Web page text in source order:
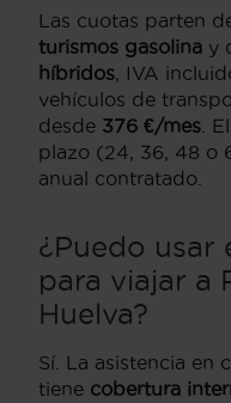
Las cuotas parten
turismos gasolina y
híbridos, IVA
vehículos de
desde 376 €/mes .
plazo (24, 36, 48 o
anual contratado.
¿Puedo usar
para viajar a
Huelva?
Sí. La asistencia en
tiene cobertura